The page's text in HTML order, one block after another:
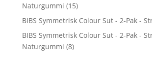
Naturgummi (15)
BIBS Symmetrisk Colour Sut - 2-Pak -
BIBS Symmetrisk Colour Sut - 2-Pak -
Naturgummi (8)